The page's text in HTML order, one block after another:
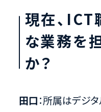
現在、ICT
な業務を
か？
田口：所属はデジ